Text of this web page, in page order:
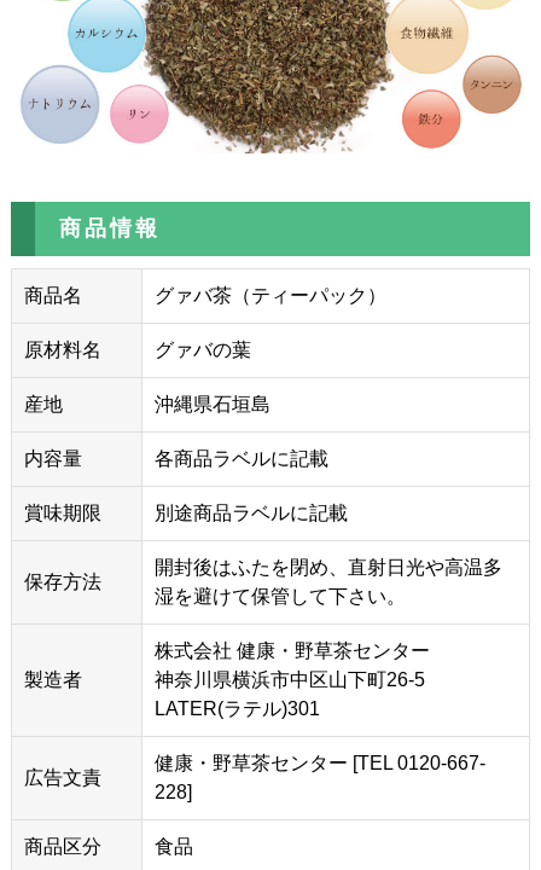
商品情報
商品名 グァバ茶（ティーパック）
原材料名 グァバの葉
産地 沖縄県石垣島
内容量 各商品ラベルに記載
賞味期限 別途商品ラベルに記載
保存方法
開封後はふたを閉め、直射日光や高温多
湿を避けて保管して下さい。
製造者
株式会社 健康・野草茶センター
神奈川県横浜市中区山下町26-5
LATER(ラテル)301
広告文責
健康・野草茶センター [TEL 0120-667-
228]
商品区分 食品